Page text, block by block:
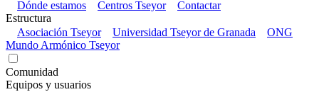
Dónde estamos
Centros Tseyor
Contactar
Estructura
Asociación Tseyor
Universidad Tseyor de Granada
ONG
Mundo Armónico Tseyor
Comunidad
Equipos y usuarios